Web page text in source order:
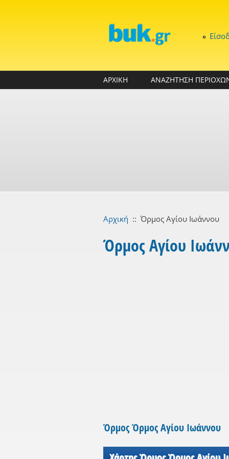
ΑΡΧΙΚΗ ΑΝΑΖΗΤΗΣΗ
Αρχική :: Όρμος Αγίου Ιωάννου
Όρμος Αγίου
Όρμος Όρμος Αγίου Ιωάννου